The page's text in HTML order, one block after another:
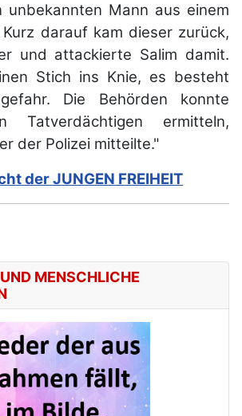
unbekannten Mann aus einem
darauf kam dieser zurück,
und attackierte Salim damit.
Stich ins Knie, es besteht
Die Behörden konnte
Tatverdächtigen ermitteln,
der Polizei mitteilte."
der JUNGEN FREIHEIT
MENSCHLICHE